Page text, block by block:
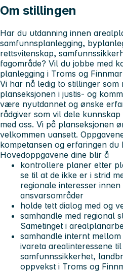
Om stillingen
Har du utdanning innen
samfunnsplanlegging,
rettsvitenskap,
fagområde? Vil du jobbe med
planlegging i Troms og
Vi har nå ledig to stillinger
planseksjonen i justis- og
være nyutdannet og ønske
rådgiver som vil dele
med oss. Vi på planseksjonen
velkommen uansett.
kompetansen og erfaringen du
Hovedoppgavene dine blir å
kontrollere planer etter
se til at de ikke er i strid
regionale interesser
ansvarsområder
holde tett dialog med og
samhandle med regional
Sametinget i
samhandle internt
ivareta arealinteressene
samfunnssikkerhet,
oppvekst i Troms og